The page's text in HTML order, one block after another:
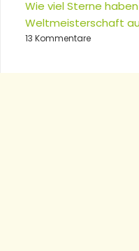
Wie viel Sterne
Weltmeisterschaft
13 Kommentare